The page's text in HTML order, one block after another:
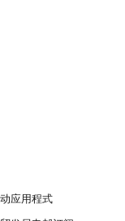
应用程式